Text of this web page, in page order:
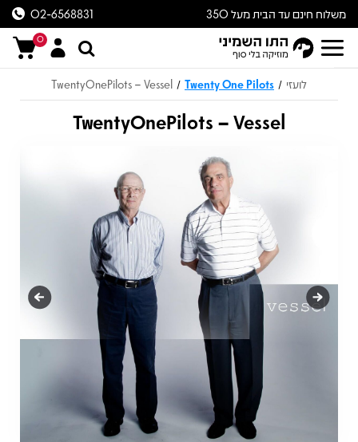
משלוח חינם עד הבית מעל 350
ש״ח
02-6568831
0
לועזי /
Twenty One Pilots
/
TwentyOnePilots – Vessel
TwentyOnePilots – Vessel